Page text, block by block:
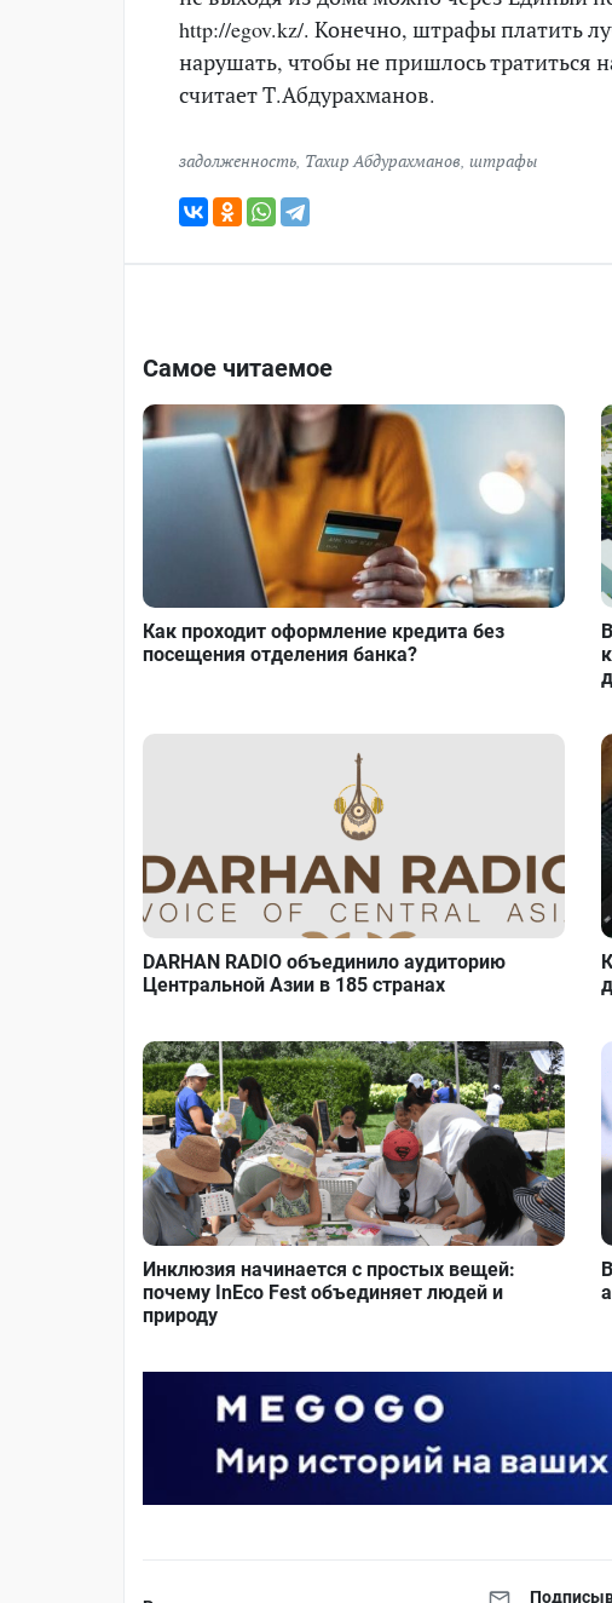
http://egov.kz/. Конечно, штрафы платить
нарушать, чтобы не пришлось тратиться
считает Т.Абдурахманов.
задолженность Тахир Абдурахманов штрафы
Самое читаемое
Как проходит оформление кредита без
посещения отделения банка?
DARHAN RADIO объединило аудиторию
Центральной Азии в 185 странах
Инклюзия начинается с простых вещей:
почему InEco Fest объединяет людей и
природу